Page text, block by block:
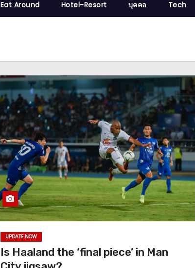
Eat Around Hotel-Resort บุคคล Tech
UPDATE NOW
Is Haaland the ‘final piece’ in Man